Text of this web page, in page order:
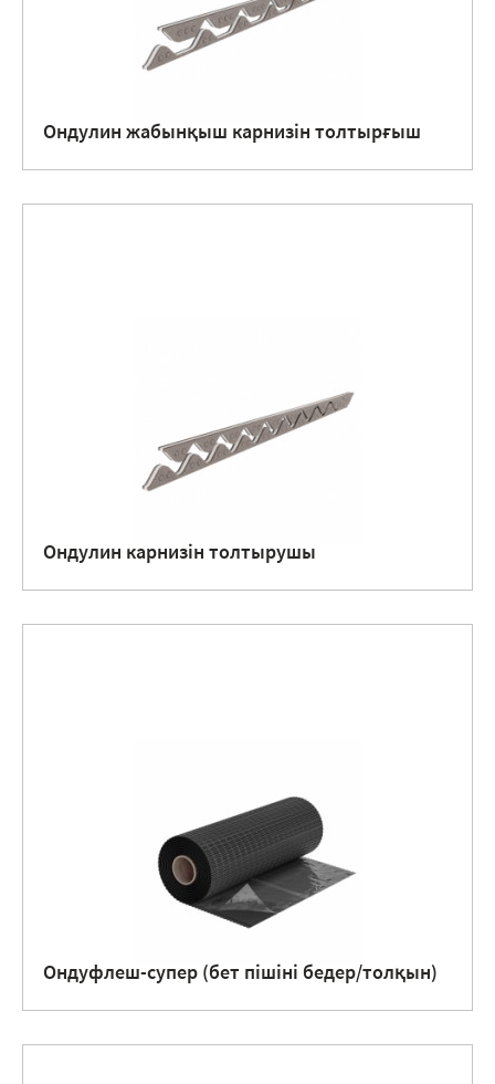
Ондулин жабынқыш карнизін толтырғыш
Ондулин карнизін толтырушы
Ондуфлеш-супер (бет пішіні бедер/толқын)